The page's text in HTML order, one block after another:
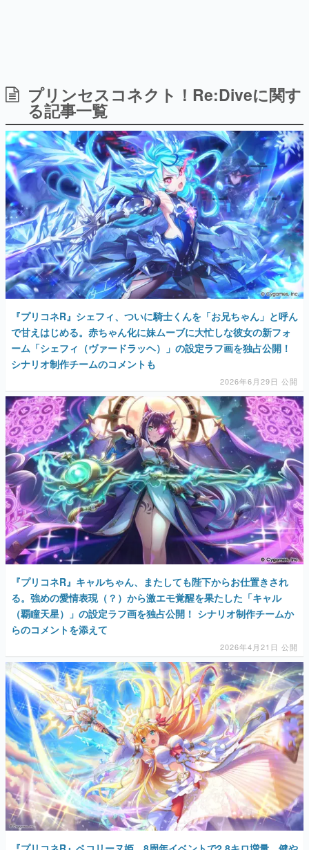
ゲーム開発者・hamatsu氏がゲームの魅力を画面や操作の
具体的な形から解き明かしていく、硬派で骨太な評論連載
です。
ゲームが変えた日本語
「経験値」「裏技」「ラスボス」… ゲームにまつわる言葉
の起源や用法の変遷を、コンピューター文化史研究家・タ
イニーP氏が徹底調査。
カテゴリ
特集記事
マンガ
女性向け
その他
電ファミニコゲーマーとは？
運営：株式会社マレ
プリンセスコネクト！Re:Diveに関す
る記事一覧
『プリコネR』シェフィ、ついに騎士くんを「お兄ちゃん」と呼ん
で甘えはじめる。赤ちゃん化に妹ムーブに大忙しな彼女の新フォ
ーム「シェフィ（ヴァードラッヘ）」の設定ラフ画を独占公開！
シナリオ制作チームのコメントも
2026年6月29日 公開
『プリコネR』キャルちゃん、またしても陛下からお仕置きされ
る。強めの愛情表現（？）から激エモ覚醒を果たした「キャル
（覇瞳天星）」の設定ラフ画を独占公開！ シナリオ制作チームか
らのコメントを添えて
2026年4月21日 公開